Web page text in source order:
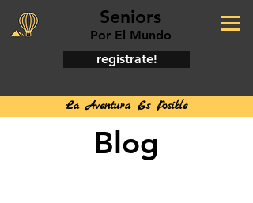
Seniors
Por El Mundo
registrate!
La Aventura Es Posible
Blog